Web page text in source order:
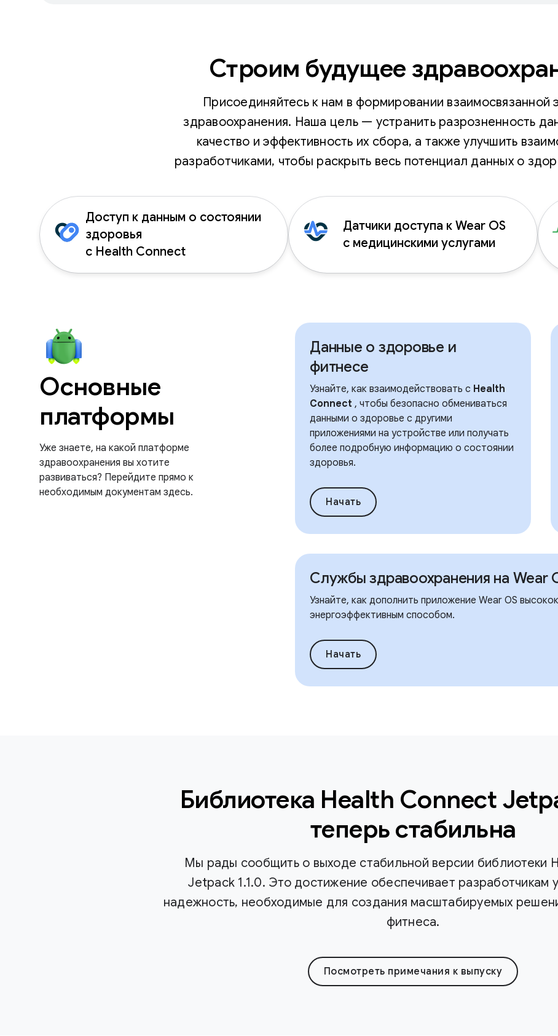
Строим будущее
Присоединяйтесь к нам в формировании взаимосвязанной
здравоохранения. Наша цель — устранить разрозненность
качество и эффективность их сбора, а также улучшить
разработчиками, чтобы раскрыть весь потенциал данных о
Доступ к данным о состоянии
здоровья
с Health Connect
Датчики доступа к Wear OS
с медицинскими услугами
Основные
платформы
Уже знаете, на какой платформе
здравоохранения вы хотите
развиваться? Перейдите прямо к
необходимым документам здесь.
Данные о здоровье и
фитнесе
Узнайте, как взаимодействовать с Health
Connect , чтобы безопасно обмениваться
данными о здоровье с другими
приложениями на устройстве или получать
более подробную информацию о состоянии
здоровья.
Начать
Службы здравоохранения на Wear
Узнайте, как дополнить приложение Wear OS
энергоэффективным способом.
Начать
Библиотека Health Connect
теперь стабильна
Мы рады сообщить о выходе стабильной версии библиотеки
Jetpack 1.1.0. Это достижение обеспечивает разработчикам
надежность, необходимые для создания масштабируемых
фитнеса.
Посмотреть примечания к выпуску